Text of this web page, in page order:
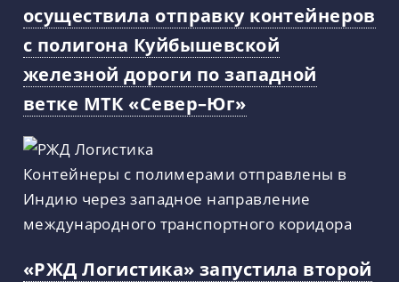
осуществила отправку контейнеров
с полигона Куйбышевской
железной дороги по западной
ветке МТК «Север–Юг»
Контейнеры с полимерами отправлены в
Индию через западное направление
международного транспортного коридора
«РЖД Логистика» запустила второй